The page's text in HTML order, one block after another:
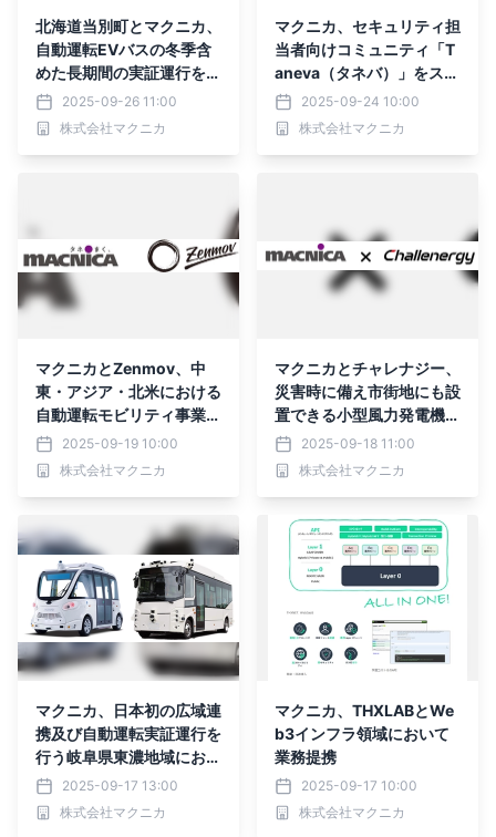
北海道当別町とマクニカ、
自動運転EVバスの冬季含
めた長期間の実証運行を実
施
2025-09-26 11:00
株式会社マクニカ
マクニカ、セキュリティ担
当者向けコミュニティ「T
aneva（タネバ）」をスタ
ート2025-09-24 10:00
株式会社マクニカ
マクニカとZenmov、中
東・アジア・北米における
自動運転モビリティ事業で
業務提携2025-09-19 10:00
株式会社マクニカ
マクニカとチャレナジー、
災害時に備え市街地にも設
置できる小型風力発電機の
普及加速に向けて 事業提
携を開始
2025-09-18 11:00
株式会社マクニカ
マクニカ、日本初の広域連
携及び自動運転実証運行を
行う岐阜県東濃地域におけ
る 国土交通省の自動運転
社会実装推進事業（重点支
援事業）を支援
2025-09-17 13:00
株式会社マクニカ
マクニカ、THXLABとWe
b3インフラ領域において
業務提携
2025-09-17 10:00
株式会社マクニカ